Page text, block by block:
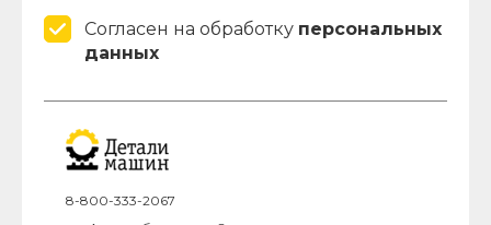
Согласен на обработку персональных
данных
8-800-333-2067